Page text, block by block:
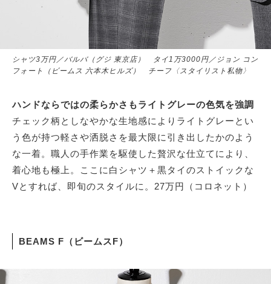
シャツ3万円／バルバ（グジ 東京店） タイ1万3000円／ジョン コン
フォート（ビームス 六本木ヒルズ） チーフ〈スタイリスト私物〉
ハンドならではの柔らかさもライトグレーの色気を強調
チェック柄としなやかな生地感によりライトグレーとい
う色が持つ軽さや洒脱さを最大限に引き出したかのよう
な一着。職人の手作業を駆使した贅沢な仕立てにより、
着心地も極上。ここに白シャツ＋黒タイのストイックな
Vとすれば、即旬のスタイルに。27万円（コロネット）
BEAMS F（ビームスF）